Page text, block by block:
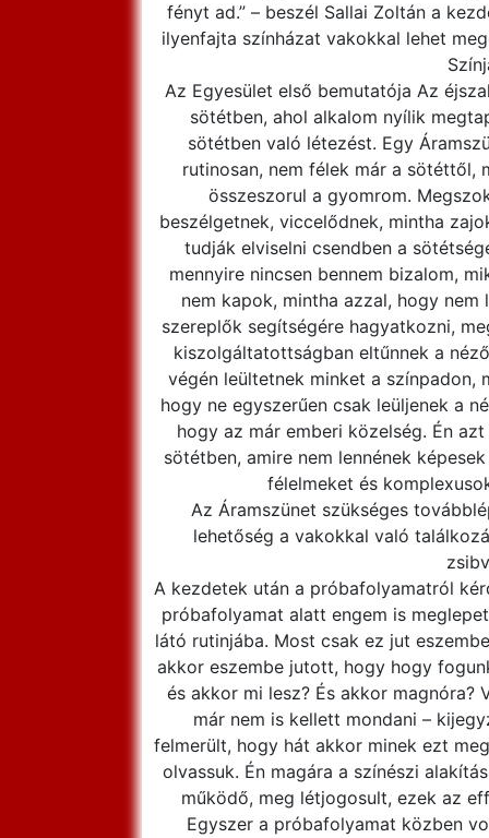
fényt ad.” – beszél Sallai Zoltán a
ilyenfajta színházat vakokkal lehet
Az Egyesület első bemutatója Az
sötétben, ahol alkalom nyílik
sötétben való létezést. Egy
rutinosan, nem félek már a sötéttől,
összeszorul a gyomrom.
beszélgetnek, viccelődnek, mintha
tudják elviselni csendben a
mennyire nincsen bennem bizalom,
nem kapok, mintha azzal, hogy
szereplők segítségére hagyatkozni,
kiszolgáltatottságban eltűnnek a
végén leültetnek minket a színpadon,
hogy ne egyszerűen csak leüljenek a
hogy az már emberi közelség. Én
sötétben, amire nem lennének
félelmeket és
Az Áramszünet szükséges
lehetőség a vakokkal való
A kezdetek után a próbafolyamatról
próbafolyamat alatt engem is
látó rutinjába. Most csak ez jut
akkor eszembe jutott, hogy hogy
és akkor mi lesz? És akkor magnóra?
már nem is kellett mondani –
felmerült, hogy hát akkor minek ezt
olvassuk. Én magára a színészi
működő, meg létjogosult, ezek az
Egyszer a próbafolyamat közben